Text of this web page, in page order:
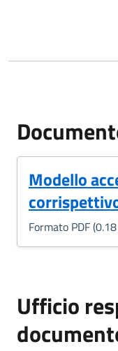
Modello
(Formato
Formato PDF
Ufficio